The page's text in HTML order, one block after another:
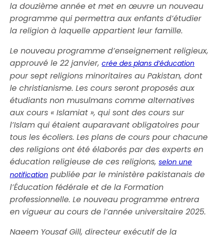
la douzième année et met en œuvre un nouveau
programme qui permettra aux enfants d’étudier
la religion à laquelle appartient leur famille.
Le nouveau programme d’enseignement religieux,
approuvé le 22 janvier,crée des plans d’éducation
pour sept religions minoritaires au Pakistan, dont
le christianisme. Les cours seront proposés aux
étudiants non musulmans comme alternatives
aux cours « Islamiat », qui sont des cours sur
l’Islam qui étaient auparavant obligatoires pour
tous les écoliers. Les plans de cours pour chacune
des religions ont été élaborés par des experts en
éducation religieuse de ces religions,selon une
notification publiée par le ministère pakistanais de
l’Éducation fédérale et de la Formation
professionnelle. Le nouveau programme entrera
en vigueur au cours de l’année universitaire 2025.
Naeem Yousaf Gill, directeur exécutif de la